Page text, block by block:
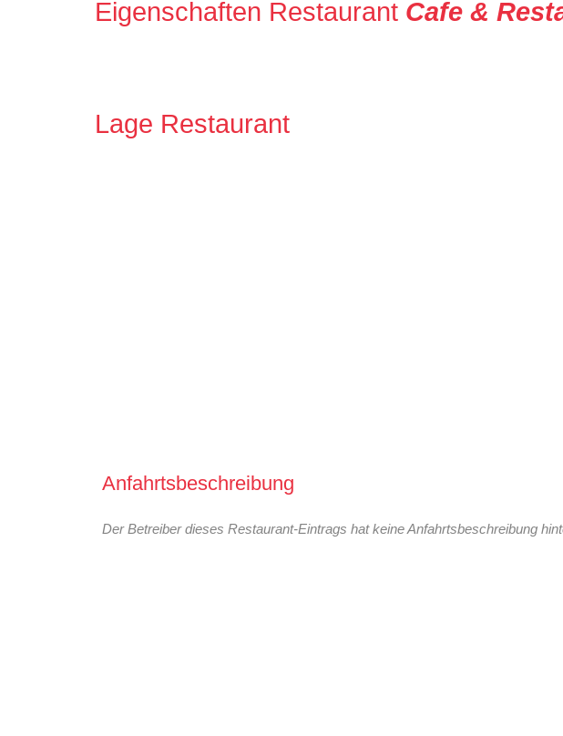
Eigenschaften Restaurant Cafe &
Lage Restaurant
Anfahrtsbeschreibung
Der Betreiber dieses Restaurant-Eintrags hat keine Anfahrtsbeschreibung